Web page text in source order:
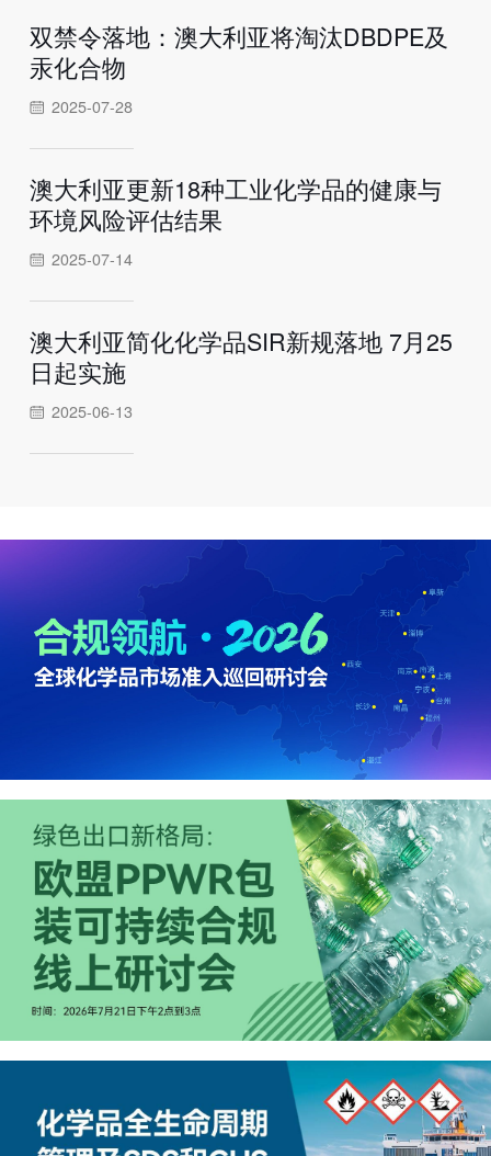
双禁令落地：澳大利亚将淘汰DBDPE及
汞化合物
2025-07-28
澳大利亚更新18种工业化学品的健康与
环境风险评估结果
2025-07-14
澳大利亚简化化学品SIR新规落地 7月25
日起实施
2025-06-13